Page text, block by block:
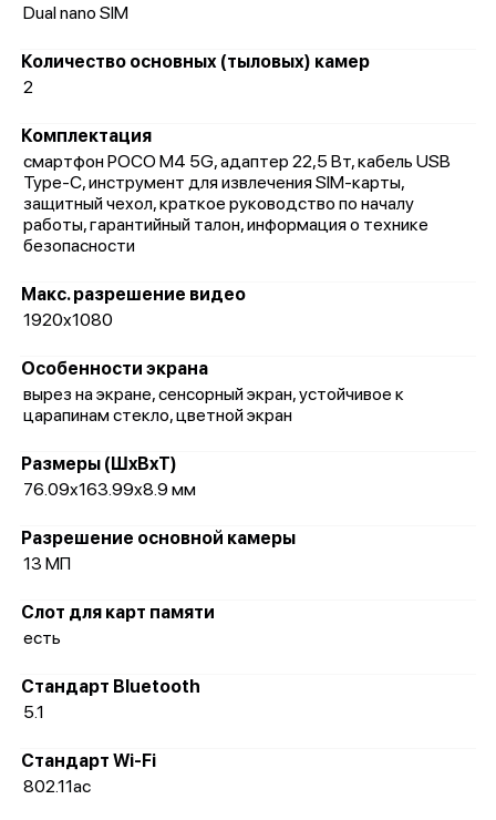
Dual nano SIM
Количество основных (тыловых) камер
2
Комплектация
смартфон POCO M4 5G, адаптер 22,5 Вт, кабель USB
Type-C, инструмент для извлечения SIM-карты,
защитный чехол, краткое руководство по началу
работы, гарантийный талон, информация о технике
безопасности
Макс. разрешение видео
1920x1080
Особенности экрана
вырез на экране, сенсорный экран, устойчивое к
царапинам стекло, цветной экран
Размеры (ШxВxТ)
76.09x163.99x8.9 мм
Разрешение основной камеры
13 МП
Слот для карт памяти
есть
Стандарт Bluetooth
5.1
Стандарт Wi-Fi
802.11ac